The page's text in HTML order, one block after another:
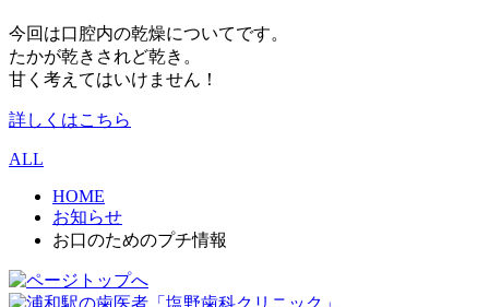
今回は口腔内の乾燥についてです。
たかが乾きされど乾き。
甘く考えてはいけません！
詳しくはこちら
ALL
HOME
お知らせ
お口のためのプチ情報